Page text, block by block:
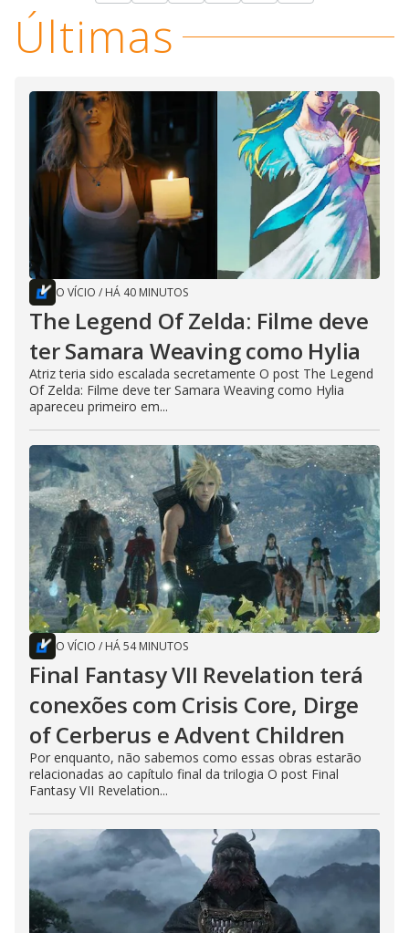
Últimas
O VÍCIO / HÁ 40 MINUTOS
The Legend Of Zelda: Filme deve
ter Samara Weaving como Hylia
Atriz teria sido escalada secretamente O post The Legend
Of Zelda: Filme deve ter Samara Weaving como Hylia
apareceu primeiro em...
O VÍCIO / HÁ 54 MINUTOS
Final Fantasy VII Revelation terá
conexões com Crisis Core, Dirge
of Cerberus e Advent Children
Por enquanto, não sabemos como essas obras estarão
relacionadas ao capítulo final da trilogia O post Final
Fantasy VII Revelation...